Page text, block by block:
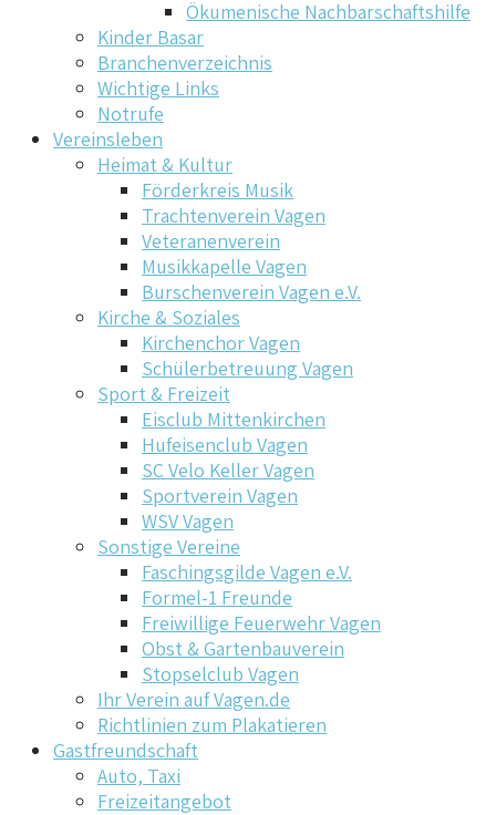
Ökumenische Nachbarschaftshilfe
Kinder Basar
Branchenverzeichnis
Wichtige Links
Notrufe
Vereinsleben
Heimat & Kultur
Förderkreis Musik
Trachtenverein Vagen
Veteranenverein
Musikkapelle Vagen
Burschenverein Vagen e.V.
Kirche & Soziales
Kirchenchor Vagen
Schülerbetreuung Vagen
Sport & Freizeit
Eisclub Mittenkirchen
Hufeisenclub Vagen
SC Velo Keller Vagen
Sportverein Vagen
WSV Vagen
Sonstige Vereine
Faschingsgilde Vagen e.V.
Formel-1 Freunde
Freiwillige Feuerwehr Vagen
Obst & Gartenbauverein
Stopselclub Vagen
Ihr Verein auf Vagen.de
Richtlinien zum Plakatieren
Gastfreundschaft
Auto, Taxi
Freizeitangebot